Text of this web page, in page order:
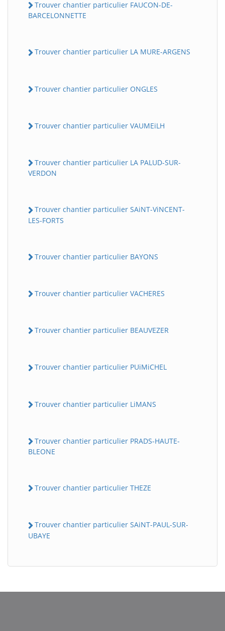
Trouver chantier particulier FAUCON-DE-
BARCELONNETTE
Trouver chantier particulier LA MURE-ARGENS
Trouver chantier particulier ONGLES
Trouver chantier particulier VAUMEiLH
Trouver chantier particulier LA PALUD-SUR-
VERDON
Trouver chantier particulier SAiNT-ViNCENT-
LES-FORTS
Trouver chantier particulier BAYONS
Trouver chantier particulier VACHERES
Trouver chantier particulier BEAUVEZER
Trouver chantier particulier PUiMiCHEL
Trouver chantier particulier LiMANS
Trouver chantier particulier PRADS-HAUTE-
BLEONE
Trouver chantier particulier THEZE
Trouver chantier particulier SAiNT-PAUL-SUR-
UBAYE
BatiWebPro